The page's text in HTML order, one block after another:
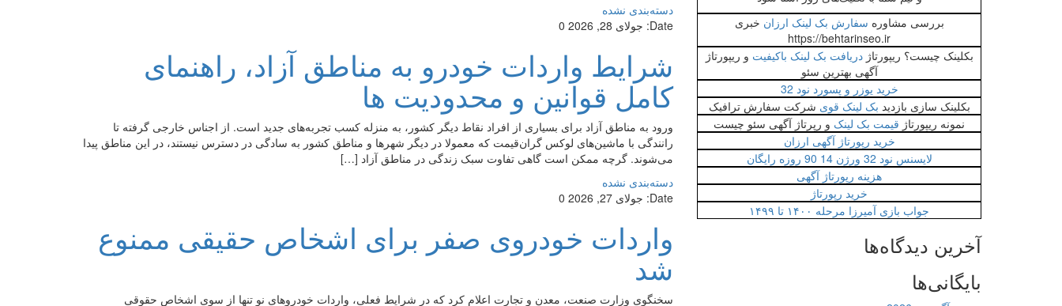
دسته‌بندی نشده
Date: جولای 28, 2026 0
شرایط واردات خودرو به مناطق آزاد، راهنمای
کامل قوانین و محدودیت ها
ورود به مناطق آزاد برای بسیاری از افراد نقاط دیگر کشور، به منزله کسب تجربه‌های جدید است. از اجناس خارجی گرفته تا
رانندگی با ماشین‌های لوکس گران‌قیمت که معمولا در دیگر شهرها و مناطق کشور به سادگی در دسترس نیستند، در این مناطق پیدا
می‌شوند. گرچه ممکن است گاهی تفاوت سبک زندگی در مناطق آزاد […]
دسته‌بندی نشده
Date: جولای 27, 2026 0
واردات خودروی صفر برای اشخاص حقیقی ممنوع
شد
سخنگوی وزارت صنعت، معدن و تجارت اعلام کرد که در شرایط فعلی، واردات خودروهای نو تنها از سوی اشخاص حقوقی
بررسی مشاوره سفارش بک لینک ارزان خبری
https://behtarinseo.ir
بکلینک چیست؟ ریپورتاژدریافت بک لینک باکیفیت و ریپورتاژ
آگهی بهترین سئو
خرید یوزر و پسورد نود 32
بکلینک سازی بازدید بک لینک قوی شرکت سفارش ترافیک
نمونه ریپورتاژ قیمت بک لینک و رپرتاژ آگهی سئو چیست
خرید رپورتاژ آگهی ارزان
لایسنس نود 32 ورژن 14 90 روزه رایگان
هزینه رپورتاژ آگهی
خرید رپورتاژ
جواب بازی آمیرزا مرحله ۱۴۰۰ تا ۱۴۹۹
آخرین دیدگاه‌ها
بایگانی‌ها